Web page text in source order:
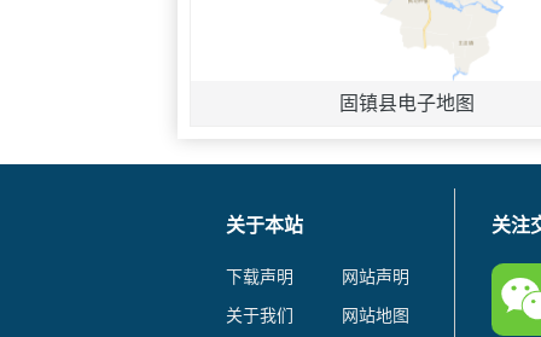
固镇县电子地图
关于本站
下载声明
网站声明
关于我们
网站地图
关注